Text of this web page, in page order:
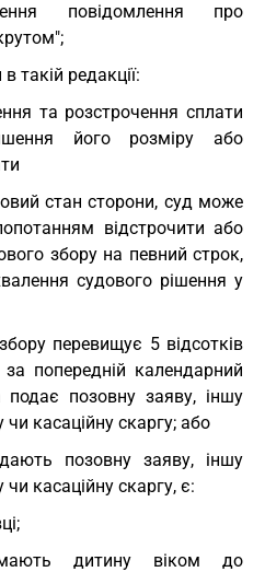
повідомлення про
такій редакції:
та розстрочення сплати
його розміру або
стан сторони, суд може
відстрочити або
збору на певний строк,
судового рішення у
перевищує 5 відсотків
попередній календарний
подає позовну заяву, іншу
чи касаційну скаргу; або
позовну заяву, іншу
чи касаційну скаргу, є:
дитину віком до